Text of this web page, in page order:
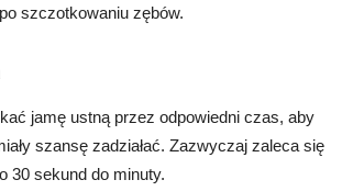
szczotkowaniu zębów.
jamę ustną przez odpowiedni czas, aby
szansę zadziałać. Zazwyczaj zaleca się
30 sekund do minuty.